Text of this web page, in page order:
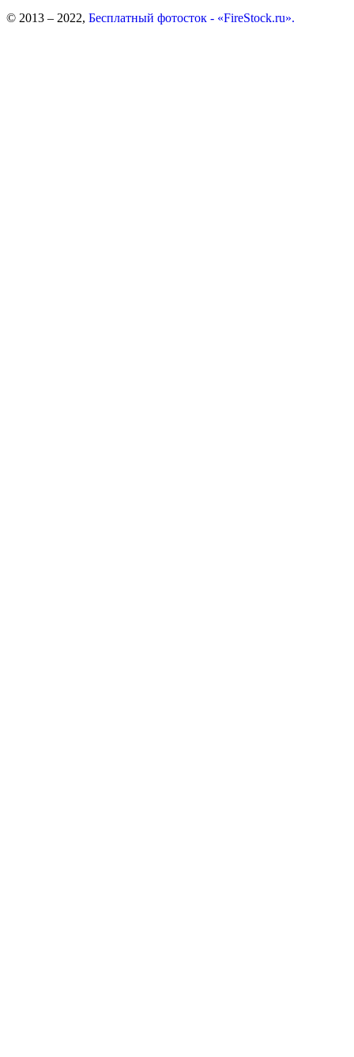
© 2013 – 2022, Бесплатный фотосток - «FireStock.ru».